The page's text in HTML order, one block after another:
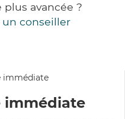
avancée ?
un conseiller
immédiate